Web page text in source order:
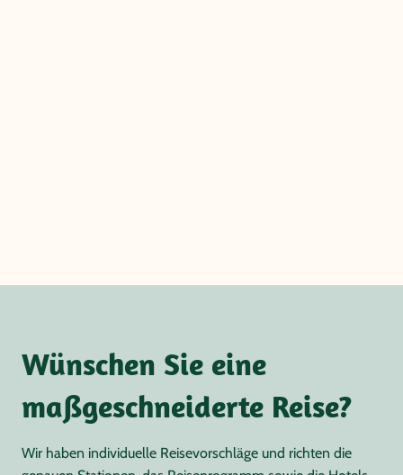
Wünschen Sie eine
maßgeschneiderte Reise?
Wir haben individuelle Reisevorschläge und richten die